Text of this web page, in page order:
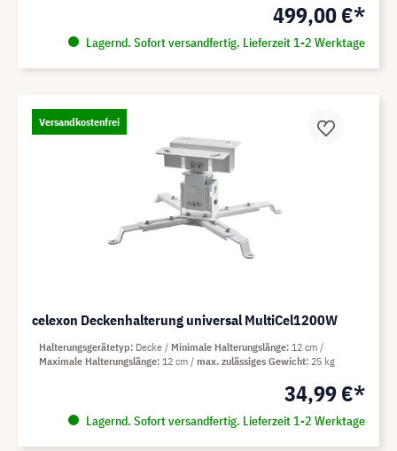
499,00 €*
Lagernd. Sofort versandfertig. Lieferzeit 1-2 Werktage
Versandkostenfrei
celexon Deckenhalterung universal MultiCel1200W
34,99 €*
Lagernd. Sofort versandfertig. Lieferzeit 1-2 Werktage
Halterungsgerätetyp Decke Minimale Halterungslänge 12 cm
Maximale Halterungslänge 12 cm max. zulässiges Gewicht 25 kg